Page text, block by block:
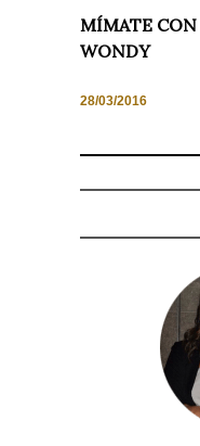
MÍMATE CON
WONDY
28/03/2016
Estadísticas